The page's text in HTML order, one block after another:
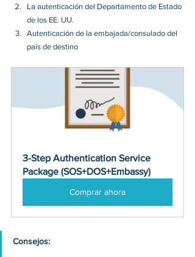
La autenticación del Departamento de Estado
de los EE. UU.
Autenticación de la embajada/consulado del
país de destino
3-Step Authentication Service
Package (SOS+DOS+Embassy)
Comprar ahora
Consejos: